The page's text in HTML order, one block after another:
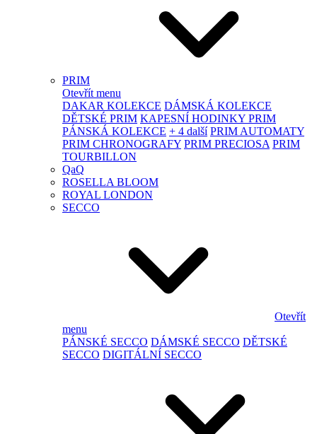
PRIM
Otevřít menu
DAKAR KOLEKCE DÁMSKÁ KOLEKCE
DĚTSKÉ PRIM KAPESNÍ HODINKY PRIM
PÁNSKÁ KOLEKCE + 4 další PRIM AUTOMATY
PRIM CHRONOGRAFY PRIM PRECIOSA PRIM
TOURBILLON
QaQ
ROSELLA BLOOM
ROYAL LONDON
SECCO
Otevřít
menu
PÁNSKÉ SECCO DÁMSKÉ SECCO DĚTSKÉ
SECCO DIGITÁLNÍ SECCO